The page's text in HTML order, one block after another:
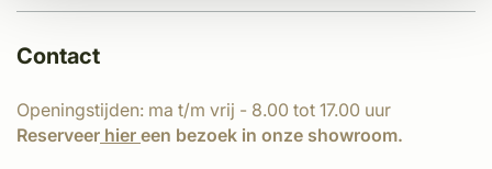
Contact
Openingstijden: ma t/m vrij - 8.00 tot 17.00 uur
Reserveer hier een bezoek in onze showroom.